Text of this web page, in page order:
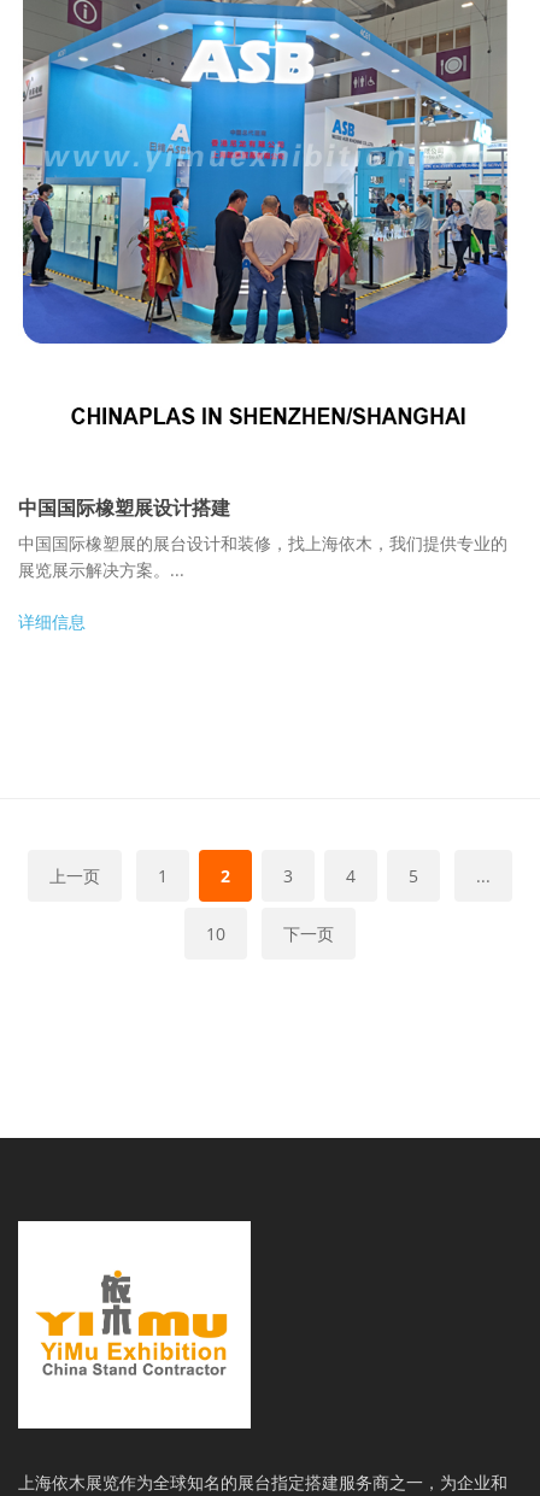
中国国际橡塑展设计搭建
中国国际橡塑展的展台设计和装修，找上海依木，我们提供专业的
展览展示解决方案。...
详细信息
上一页 1 2 3 4 5 ...
10 下一页
上海依木展览作为全球知名的展台指定搭建服务商之一，为企业和